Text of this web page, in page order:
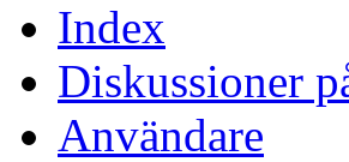
Index
Diskussioner
Användare